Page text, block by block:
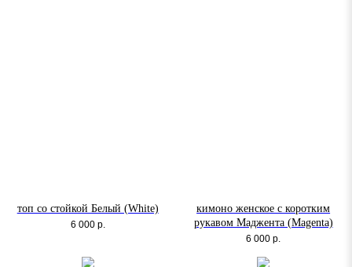
топ со стойкой Белый (White)
6 000 р.
кимоно женское с коротким
рукавом Маджента (Magenta)
6 000 р.